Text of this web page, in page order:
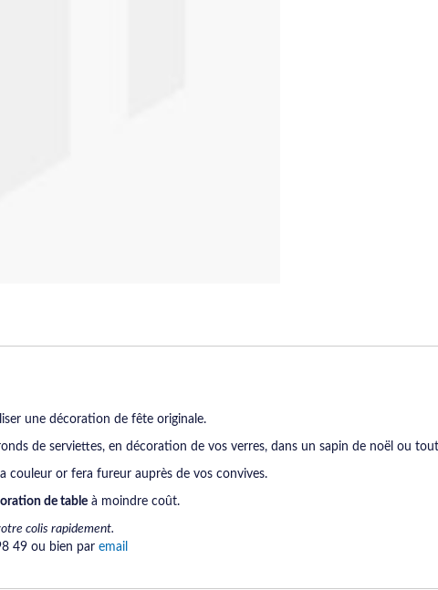
une décoration de fête originale.
de serviettes, en décoration de vos verres, dans un sapin de noël ou
couleur or fera fureur auprès de vos convives.
de table à moindre coût.
colis rapidement.
49 ou bien par email